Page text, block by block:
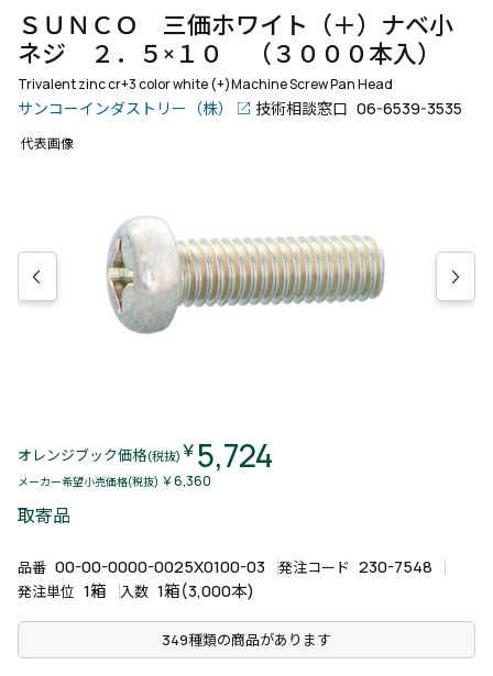
ＳＵＮＣＯ 三価ホワイト（＋）ナベ小
ネジ ２．５×１０ （３０００本入）
Trivalent zinc cr+3 color white (+)Machine Screw Pan Head
サンコーインダストリー（株） 技術相談窓口 06-6539-3535
代表画像
オレンジブック価格(税抜) ￥5,724
メーカー希望小売価格(税抜) ￥6,360
取寄品
品番 00-00-0000-0025X0100-03 発注コード 230-7548
発注単位 1箱 入数 1箱(3,000本)
349種類の商品があります